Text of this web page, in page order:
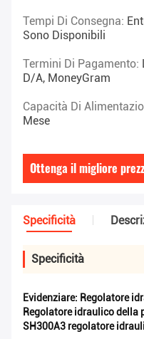
Tempi Di Consegna:
Sono Disponibili
Termini Di Pagamento:
D/A, MoneyGram
Capacità Di
Mese
Ottenga il migliore
Specificità
Specificità
Evidenziare: Regolatore
Regolatore idraulico della
SH300A3 regolatore